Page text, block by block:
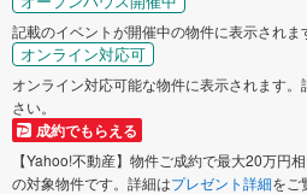
記載のイベントが開催中の物件に表示されま
オンライン対応可
オンライン対応可能な物件に表示されます。
さい。
成約でもらえる
【Yahoo!不動産】物件ご成約で最大20万円
の対象物件です。詳細はプレゼント詳細をご